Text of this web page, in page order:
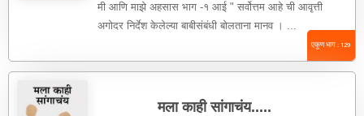
मी आणि माझे अहसास भाग -१ आई " सर्वोत्तम आहे ची आवृत्ती
अगोदर निर्देश केलेल्या बाबीसंबंधी बोलताना मानव । ...
एकूण भाग : 129
मला काही सांगाचंय.....